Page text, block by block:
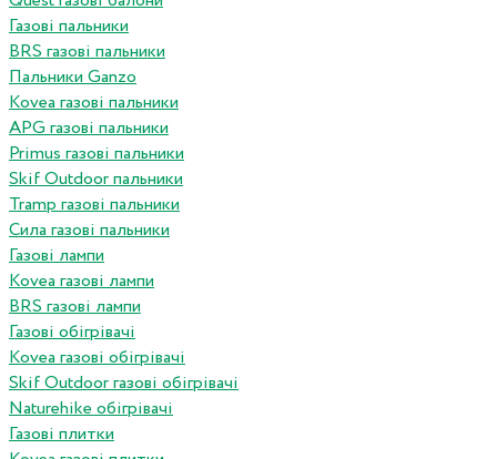
Газові пальники
BRS газові пальники
Пальники Ganzo
Kovea газові пальники
APG газові пальники
Primus газові пальники
Skif Outdoor пальники
Tramp газові пальники
Сила газові пальники
Газові лампи
Kovea газові лампи
BRS газові лампи
Газові обігрівачі
Kovea газові обігрівачі
Skif Outdoor газові обігрівачі
Naturehike обігрівачі
Газові плитки